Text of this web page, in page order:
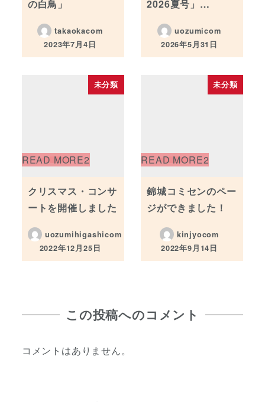
の白鳥」
takaokacom
投稿日
2023年7月4日
2026夏号」…
uozumicom
投稿日
2026年5月31日
未分類
クリスマス・コンサ
ートを開催しました
uozumihigashicom
投稿日
2022年12月25日
未分類
錦城コミセンのペー
ジができました！
kinjyocom
投稿日
2022年9月14日
この投稿へのコメント
コメントはありません。